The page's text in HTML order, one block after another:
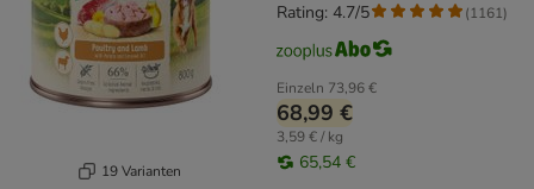
19 Varianten
Einzeln 73,96 €
68,99 €
3,59 € / kg
65,54 €
Rating: 4.7/5 (1161)